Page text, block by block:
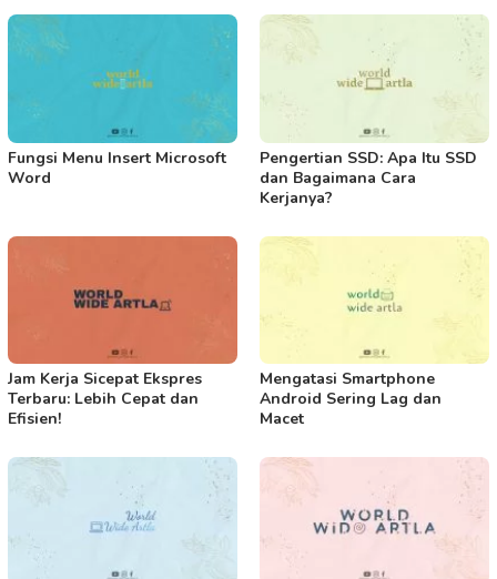
Fungsi Menu Insert Microsoft
Word
Pengertian SSD: Apa Itu SSD
dan Bagaimana Cara
Kerjanya?
Jam Kerja Sicepat Ekspres
Terbaru: Lebih Cepat dan
Efisien!
Mengatasi Smartphone
Android Sering Lag dan
Macet